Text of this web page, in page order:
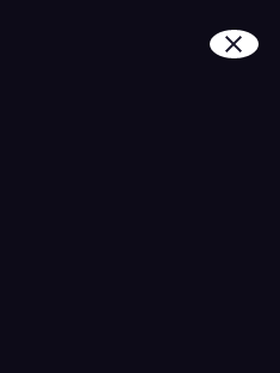
Wat is de nieuwe Wet